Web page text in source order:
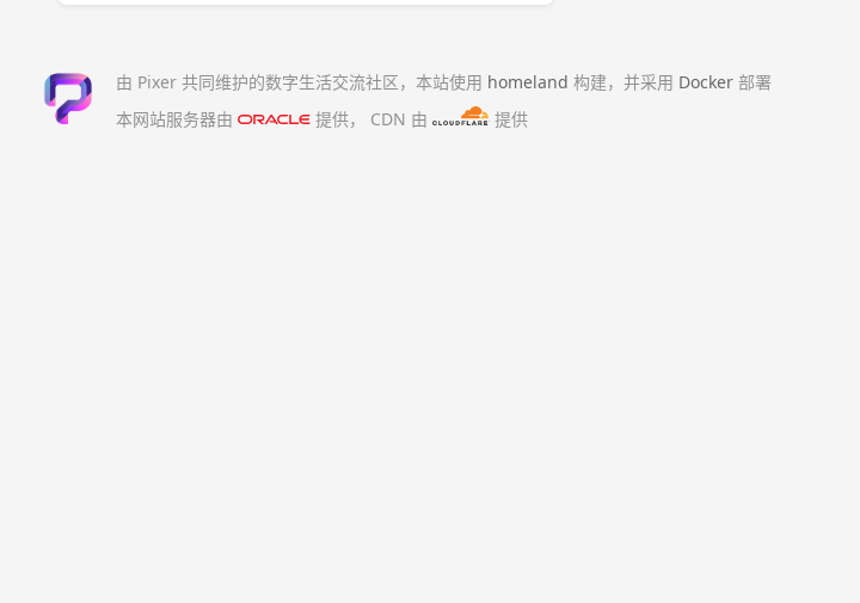
由 Pixer 共同维护的数字生活交流社区，本站使用 homeland 构建，并采用 Docker 部署
本网站服务器由
提供， CDN 由 提供